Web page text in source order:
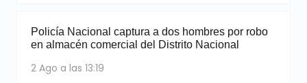
Policía Nacional captura a dos hombres por robo
en almacén comercial del Distrito Nacional
2 Ago a las 13:19